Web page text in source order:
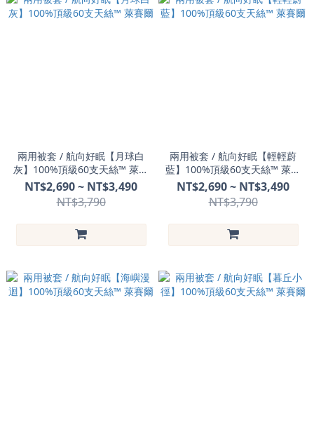
兩用被套 / 航向好眠【月球白
灰】100%頂級60支天絲™ 萊賽
爾
NT$2,690 ~ NT$3,490
NT$3,790
兩用被套 / 航向好眠【輕輕蔚
藍】100%頂級60支天絲™ 萊賽
爾
NT$2,690 ~ NT$3,490
NT$3,790